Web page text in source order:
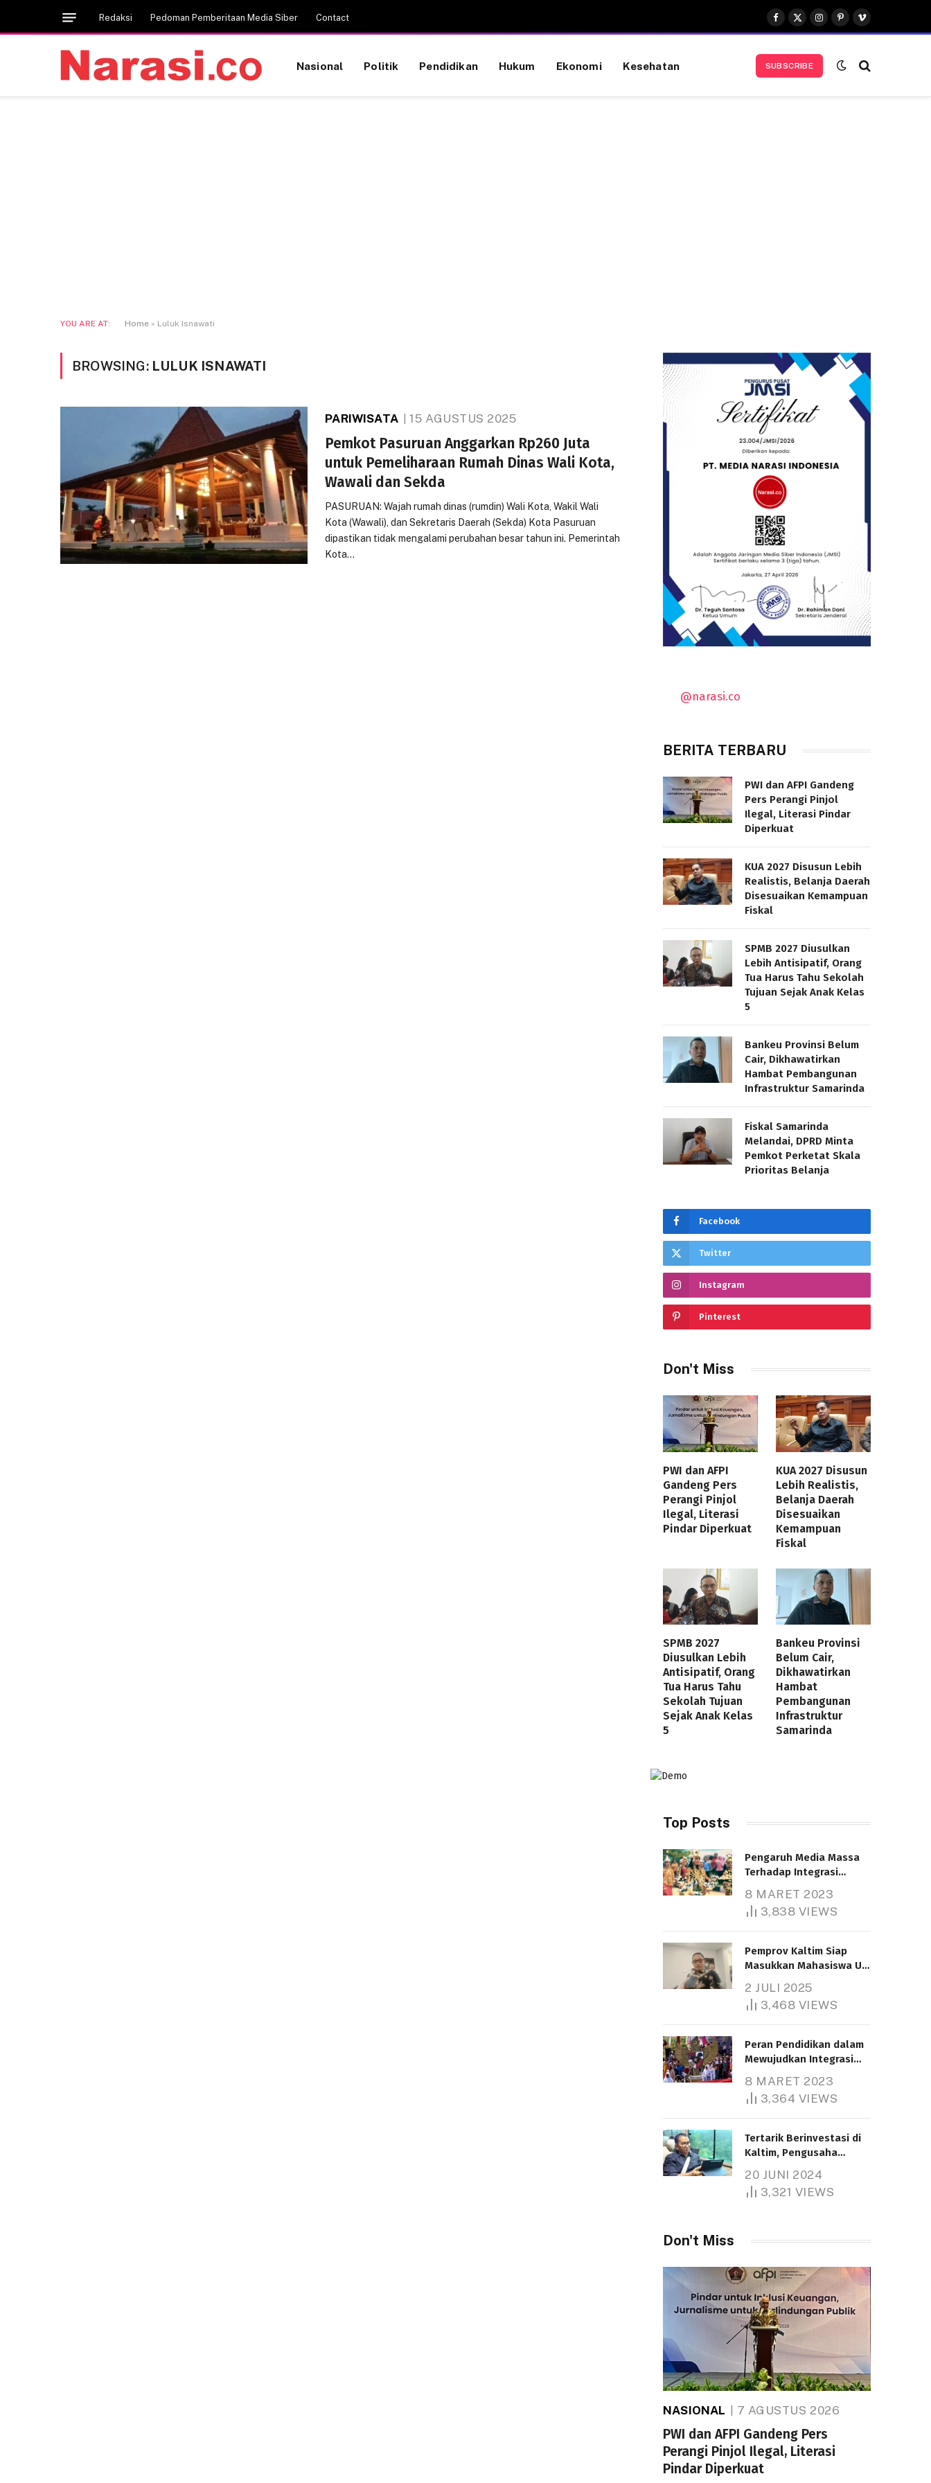
Redaksi Pedoman Pemberitaan Media Siber Contact
Facebook
X
(Twitter)
Instagram
Pinterest
Vimeo
Nasional Politik Pendidikan Hukum Ekonomi Kesehatan SUBSCRIBE
YOU ARE AT: Home » Luluk Isnawati
BROWSING: LULUK ISNAWATI
PARIWISATA 15 AGUSTUS 2025
Pemkot Pasuruan Anggarkan Rp260 Juta
untuk Pemeliharaan Rumah Dinas Wali Kota,
Wawali dan Sekda
PASURUAN: Wajah rumah dinas (rumdin) Wali Kota, Wakil Wali
Kota (Wawali), dan Sekretaris Daerah (Sekda) Kota Pasuruan
dipastikan tidak mengalami perubahan besar tahun ini. Pemerintah
Kota…
@narasi.co
BERITA TERBARU
PWI dan AFPI Gandeng
Pers Perangi Pinjol
Ilegal, Literasi Pindar
Diperkuat
KUA 2027 Disusun Lebih
Realistis, Belanja Daerah
Disesuaikan Kemampuan
Fiskal
SPMB 2027 Diusulkan
Lebih Antisipatif, Orang
Tua Harus Tahu Sekolah
Tujuan Sejak Anak Kelas
5
Bankeu Provinsi Belum
Cair, Dikhawatirkan
Hambat Pembangunan
Infrastruktur Samarinda
Fiskal Samarinda
Melandai, DPRD Minta
Pemkot Perketat Skala
Prioritas Belanja
Facebook
Twitter
Instagram
Pinterest
Don't Miss
PWI dan AFPI
Gandeng Pers
Perangi Pinjol
Ilegal, Literasi
Pindar Diperkuat
KUA 2027 Disusun
Lebih Realistis,
Belanja Daerah
Disesuaikan
Kemampuan
Fiskal
SPMB 2027
Diusulkan Lebih
Antisipatif, Orang
Tua Harus Tahu
Sekolah Tujuan
Sejak Anak Kelas
5
Bankeu Provinsi
Belum Cair,
Dikhawatirkan
Hambat
Pembangunan
Infrastruktur
Samarinda
Top Posts
Pengaruh Media Massa
Terhadap Integrasi
8 MARET 2023
3,838 VIEWS
Pemprov Kaltim Siap
Masukkan Mahasiswa UT
Bantuan Pendidikan
Gratispol
2 JULI 2025
3,468 VIEWS
Peran Pendidikan dalam
Mewujudkan Integrasi
8 MARET 2023
3,364 VIEWS
Tertarik Berinvestasi di
Kaltim, Pengusaha
1.000 Hektare
20 JUNI 2024
3,321 VIEWS
Don't Miss
NASIONAL 7 AGUSTUS 2026
PWI dan AFPI Gandeng Pers
Perangi Pinjol Ilegal, Literasi
Pindar Diperkuat